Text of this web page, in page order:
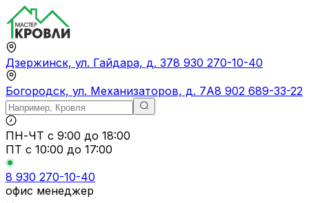
Дзержинск, ул. Гайдара, д. 378 930 270-10-40
Богородск, ул. Механизаторов, д. 7А8 902 689-33-22
ПН-ЧТ с 9:00 до 18:00
ПТ с 10:00 до 17:00
8 930 270-10-40
офис менеджер